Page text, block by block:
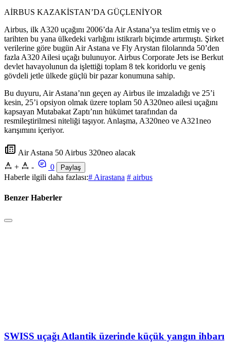
AİRBUS KAZAKİSTAN’DA GÜÇLENİYOR
Airbus, ilk A320 uçağını 2006’da Air Astana’ya teslim etmiş ve o
tarihten bu yana ülkedeki varlığını istikrarlı biçimde artırmıştı. Şirket
verilerine göre bugün Air Astana ve Fly Arystan filolarında 50’den
fazla A320 Ailesi uçağı bulunuyor. Airbus Corporate Jets ise Berkut
devlet havayolunun da işlettiği toplam 8 tek koridorlu ve geniş
gövdeli jetle ülkede güçlü bir pazar konumuna sahip.
Bu duyuru, Air Astana’nın geçen ay Airbus ile imzaladığı ve 25’i
kesin, 25’i opsiyon olmak üzere toplam 50 A320neo ailesi uçağını
kapsayan Mutabakat Zaptı’nın hükümet tarafından da
resmileştirilmesi niteliği taşıyor. Anlaşma, A320neo ve A321neo
karışımını içeriyor.
Air Astana 50 Airbus 320neo alacak
+
- 0 Paylaş
Haberle ilgili daha fazlası:# Airastana # airbus
Benzer Haberler
SWISS uçağı Atlantik üzerinde küçük yangın ihbarı